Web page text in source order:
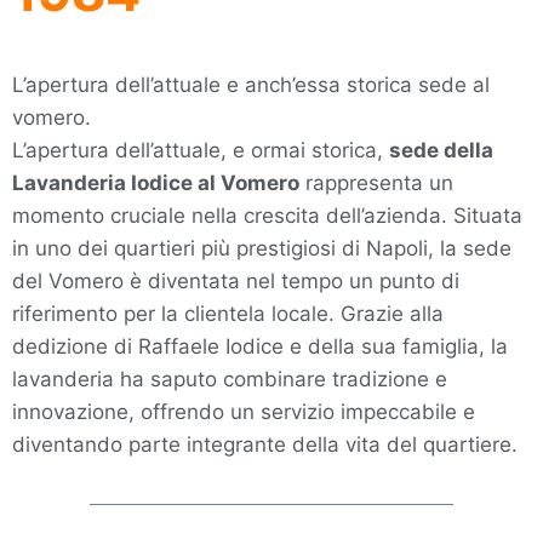
L’apertura dell’attuale e anch’essa storica sede al
vomero.
L’apertura dell’attuale, e ormai storica, sede della
Lavanderia Iodice al Vomero rappresenta un
momento cruciale nella crescita dell’azienda. Situata
in uno dei quartieri più prestigiosi di Napoli, la sede
del Vomero è diventata nel tempo un punto di
riferimento per la clientela locale. Grazie alla
dedizione di Raffaele Iodice e della sua famiglia, la
lavanderia ha saputo combinare tradizione e
innovazione, offrendo un servizio impeccabile e
diventando parte integrante della vita del quartiere.